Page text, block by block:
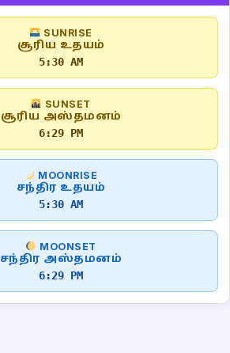
SUNRISE
சூரிய உதயம்
5:30 AM
SUNSET
சூரிய அஸ்தமனம்
6:29 PM
MOONRISE
சந்திர உதயம்
5:30 AM
MOONSET
சந்திர அஸ்தமனம்
6:29 PM